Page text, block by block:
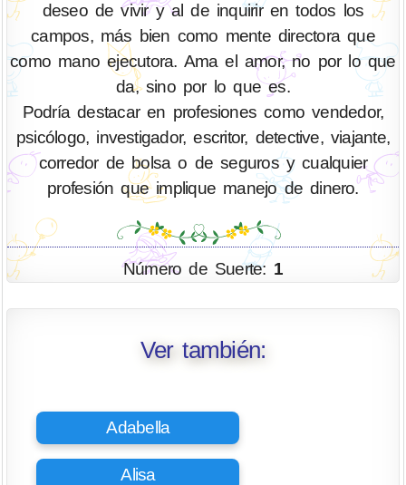
deseo de vivir y al de inquirir en todos los
campos, más bien como mente directora que
como mano ejecutora. Ama el amor, no por lo que
da, sino por lo que es.
Podría destacar en profesiones como vendedor,
psicólogo, investigador, escritor, detective, viajante,
corredor de bolsa o de seguros y cualquier
profesión que implique manejo de dinero.
Número de Suerte: 1
Ver también:
Adabella
Alisa